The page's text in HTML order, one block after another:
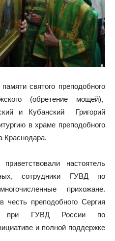
святого преподобного
(обретение мощей),
и Кубанский Григорий
в храме преподобного
Краснодара.
настоятель
сотрудники ГУВД по
прихожане.
честь преподобного Сергия
при ГУВД России по
и полной поддержке